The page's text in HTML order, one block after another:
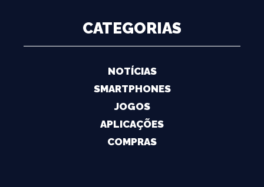
CATEGORIAS
NOTÍCIAS
SMARTPHONES
JOGOS
APLICAÇÕES
COMPRAS